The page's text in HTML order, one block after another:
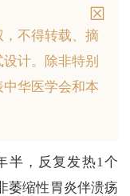
，不得转载、摘
计。
除非特别
华医学会和本
半，反复发热1个
萎缩性胃炎伴溃疡